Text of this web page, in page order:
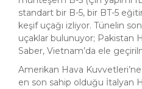
standart bir B-5, bir BT-5
keşif uçağı izliyor. Tünelin
uçaklar bulunuyor; Pakistan
Saber, Vietnam’da ele
Amerikan Hava
en son sahip olduğu İtalyan